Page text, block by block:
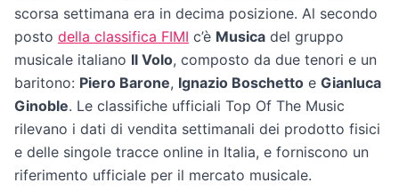
scorsa settimana era in decima posizione. Al secondo
posto della classifica FIMI c’è Musica del gruppo
musicale italiano Il Volo, composto da due tenori e un
baritono: Piero Barone, Ignazio Boschetto e Gianluca
Ginoble. Le classifiche ufficiali Top Of The Music
rilevano i dati di vendita settimanali dei prodotto fisici
e delle singole tracce online in Italia, e forniscono un
riferimento ufficiale per il mercato musicale.